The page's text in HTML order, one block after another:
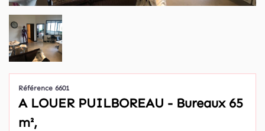
Référence 6601
A LOUER PUILBOREAU - Bureaux 65
m²,